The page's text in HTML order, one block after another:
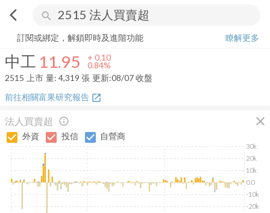
arrow_back_ios search
中工 11.95+ 0.84%
訂閱或綁定，解鎖即時及進階功能
瞭解更多
中工 11.95 + 0.10
0.84%
2515
上市 量: 4,319 張 更新:08/07 收盤
前往相關富果研究報告 open_in_new
法人買賣超 close
info_outline
外資 投信 自營商
-20k
-10k
0.0
10k
20k
30k